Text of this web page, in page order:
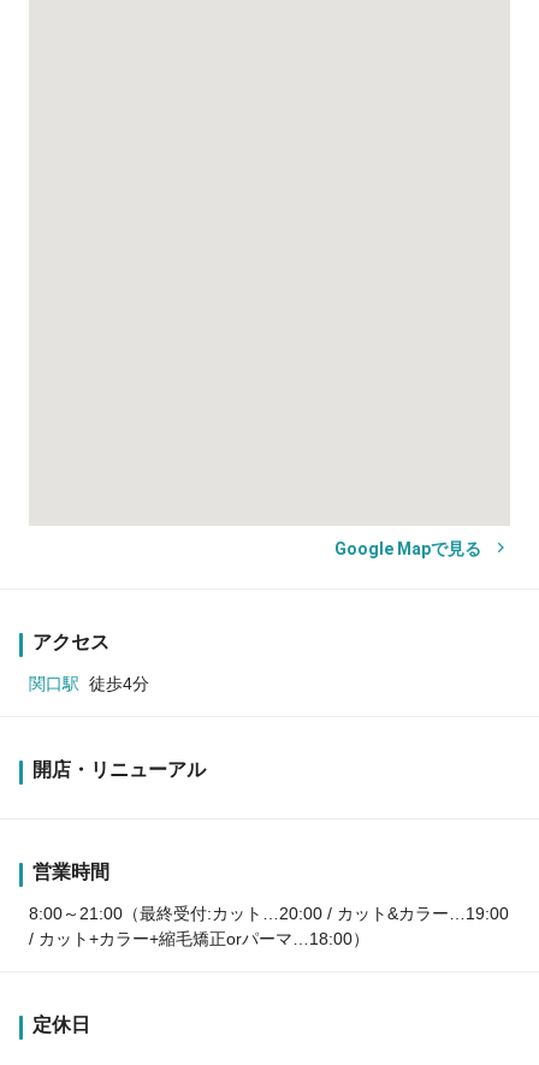
Google Mapで見る
アクセス
関口駅 徒歩4分
開店・リニューアル
営業時間
8:00～21:00（最終受付:カット…20:00 / カット&カラー…19:00
/ カット+カラー+縮毛矯正orパーマ…18:00）
定休日